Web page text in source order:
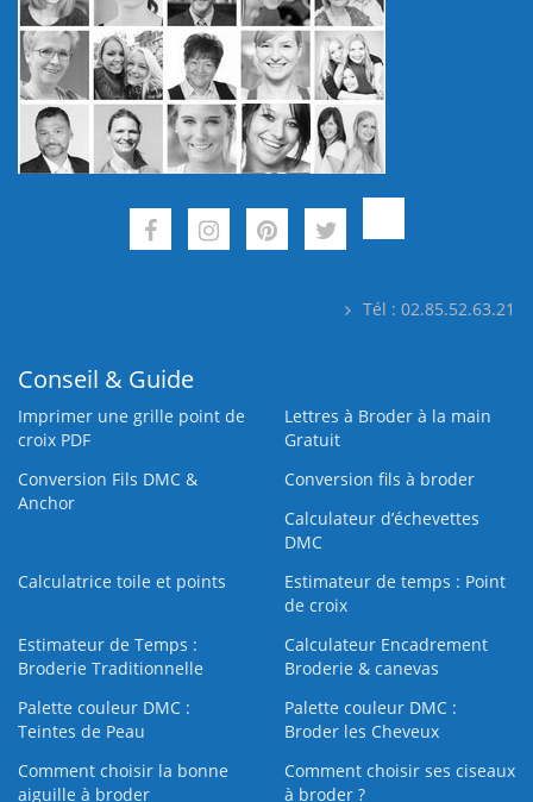
Tél : 02.85.52.63.21
Conseil & Guide
Imprimer une grille point de
croix PDF
Lettres à Broder à la main
Gratuit
Conversion Fils DMC &
Anchor
Conversion fils à broder
Calculateur d’échevettes
DMC
Calculatrice toile et points
Estimateur de temps : Point
de croix
Estimateur de Temps :
Broderie Traditionnelle
Calculateur Encadrement
Broderie & canevas
Palette couleur DMC :
Teintes de Peau
Palette couleur DMC :
Broder les Cheveux
Comment choisir la bonne
aiguille à broder
Comment choisir ses ciseaux
à broder ?